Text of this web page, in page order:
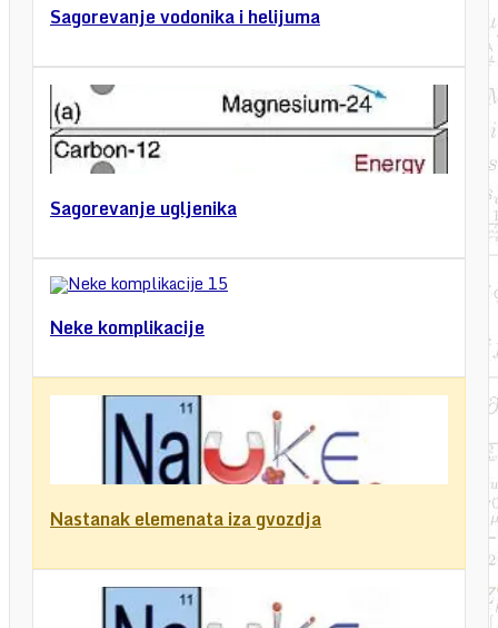
Sagorevanje vodonika i helijuma
Sagorevanje ugljenika
Neke komplikacije
Nastanak elemenata iza gvozdja